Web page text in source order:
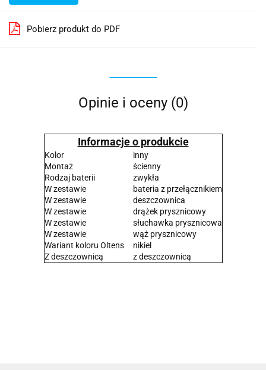
Pobierz produkt do PDF
Opinie i oceny (0)
Informacje o produkcie
Kolor
inny
Montaż
ścienny
Rodzaj baterii
zwykła
W zestawie
bateria z przełącznikiem
W zestawie
deszczownica
W zestawie
drążek prysznicowy
W zestawie
słuchawka prysznicowa
W zestawie
wąż prysznicowy
Wariant koloru Oltens
nikiel
Z deszczownicą
z deszczownicą